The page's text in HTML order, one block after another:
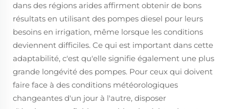
dans des régions arides affirment obtenir de bons
résultats en utilisant des pompes diesel pour leurs
besoins en irrigation, même lorsque les conditions
deviennent difficiles. Ce qui est important dans cette
adaptabilité, c'est qu'elle signifie également une plus
grande longévité des pompes. Pour ceux qui doivent
faire face à des conditions météorologiques
changeantes d'un jour à l'autre, disposer